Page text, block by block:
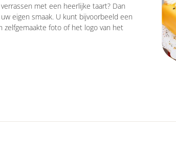
met een heerlijke taart? Dan
eigen smaak. U kunt bijvoorbeeld een
zelfgemaakte foto of het logo van het